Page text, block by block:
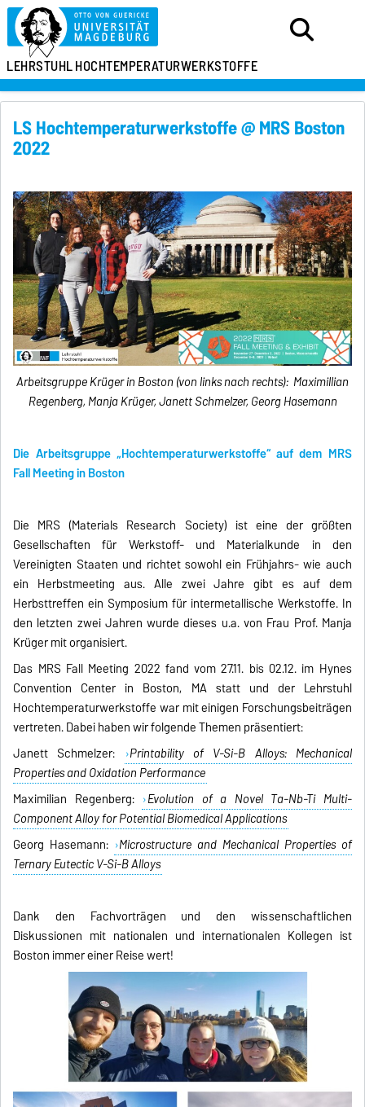
LEHRSTUHLHOCHTEMPERATURWERKSTOFFE
LS Hochtemperaturwerkstoffe @ MRS Boston
2022
Arbeitsgruppe Krüger in Boston (von links nach rechts): Maximillian
Regenberg, Manja Krüger, Janett Schmelzer, Georg Hasemann
Die Arbeitsgruppe „Hochtemperaturwerkstoffe“ auf dem MRS
Fall Meeting in Boston
Die MRS (Materials Research Society) ist eine der größten
Gesellschaften für Werkstoff- und Materialkunde in den
Vereinigten Staaten und richtet sowohl ein Frühjahrs- wie auch
ein Herbstmeeting aus. Alle zwei Jahre gibt es auf dem
Herbsttreffen ein Symposium für intermetallische Werkstoffe. In
den letzten zwei Jahren wurde dieses u.a. von Frau Prof. Manja
Krüger mit organisiert.
Das MRS Fall Meeting 2022 fand vom 27.11. bis 02.12. im Hynes
Convention Center in Boston, MA statt und der Lehrstuhl
Hochtemperaturwerkstoffe war mit einigen Forschungsbeiträgen
vertreten. Dabei haben wir folgende Themen präsentiert:
Janett Schmelzer:
Printability of V-Si-B Alloys: Mechanical
Properties and Oxidation Performance
Maximilian Regenberg:
Evolution of a Novel Ta-Nb-Ti Multi-
Component Alloy for Potential Biomedical Applications
Georg Hasemann: Microstructure and Mechanical Properties of
Ternary Eutectic V-Si-B Alloys
Dank den Fachvorträgen und den wissenschaftlichen
Diskussionen mit nationalen und internationalen Kollegen ist
Boston immer einer Reise wert!